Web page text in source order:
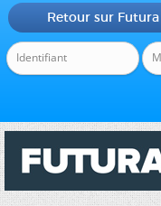
Retour sur Futura